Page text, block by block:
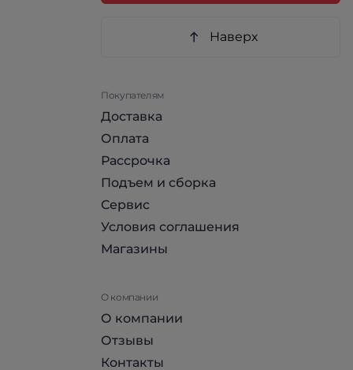
Наверх
Покупателям
Доставка
Оплата
Рассрочка
Подъем и сборка
Сервис
Условия соглашения
Магазины
О компании
О компании
Отзывы
Контакты